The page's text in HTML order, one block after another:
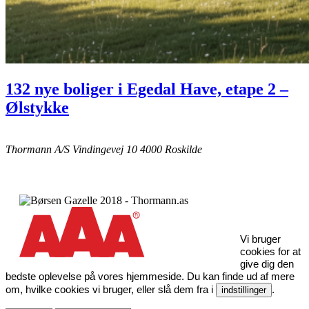
132 nye boliger i Egedal Have, etape 2 –
Ølstykke
Thormann A/S Vindingevej 10 4000 Roskilde
Vi bruger
cookies for at
give dig den
bedste oplevelse på vores hjemmeside. Du kan finde ud af mere
om, hvilke cookies vi bruger, eller slå dem fra i
indstillinger .